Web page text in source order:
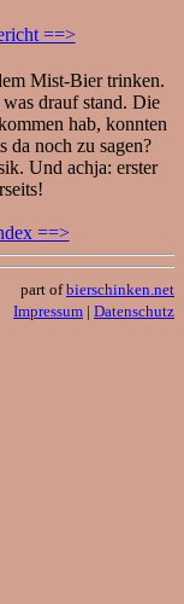
==>
Mist-Bier trinken.
drauf stand. Die
hab, konnten
da noch zu sagen?
Und achja: erster
==>
part ofbierschinken.net
Impressum | Datenschutz